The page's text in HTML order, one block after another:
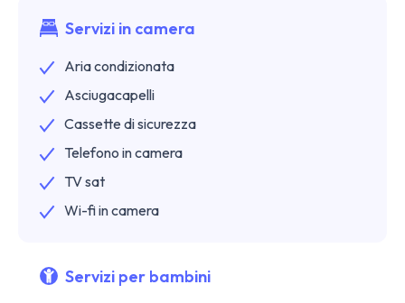
Servizi in camera
Aria condizionata
Asciugacapelli
Cassette di sicurezza
Telefono in camera
TV sat
Wi-fi in camera
Servizi per bambini